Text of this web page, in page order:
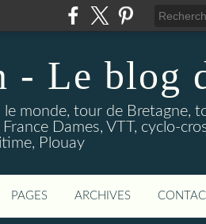
- Le blog
monde, tour de Bretagne,
Dames, VTT, cyclo-
Plouay
PAGES ARCHIVES